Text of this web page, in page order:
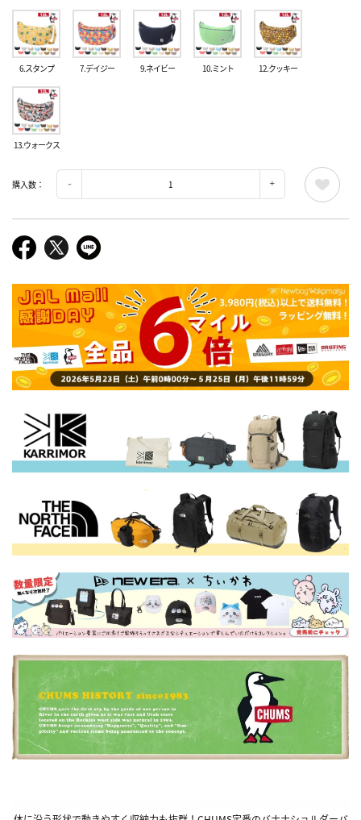
6.スタンプ 7.デイジー 9.ネイビー 10.ミント 12.クッキー
13.ウォークス
購入数：